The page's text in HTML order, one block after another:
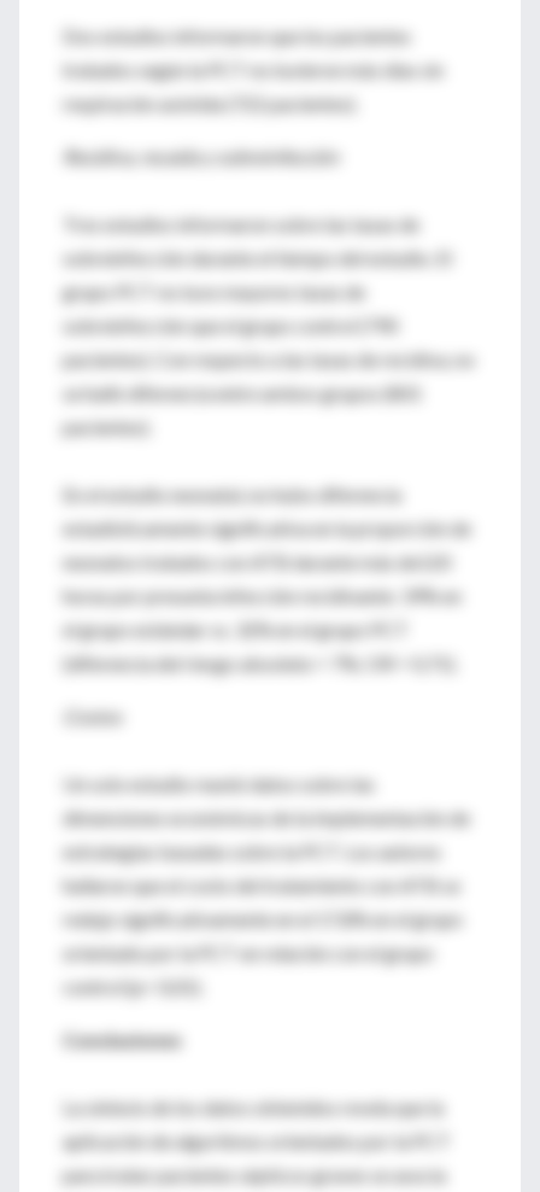
Dos estudios informaron que los pacientes
tratados según la PCT no tuvieron más días sin
respiración asistida (722 pacientes).
Recidiva, recaída y sobreinfección
Tres estudios informaron sobre las tasas de
sobreinfección durante el tiempo del estudio. El
grupo PCT no tuvo mayores tasas de
sobreinfección que el grupo control (790
pacientes). Con respecto a las tasas de recidiva, no
se halló diferencia entre ambos grupos (801
pacientes).
En el estudio neonatal, no hubo diferencia
estadísticamente significativa en la proporción de
neonatos tratados con ATB durante más de120
horas por presunta infección recidivante: 39% en
el grupo estándar vs. 32% en el grupo PCT
(diferencia del riesgo absoluto = 7%; OR = 0,71).
Costos
Un solo estudio reunió datos sobre las
dimensiones económicas de la implementación de
estrategias basadas sobre la PCT. Los autores
hallaron que el costo del tratamiento con ATB se
redujo significativamente en el 17,8% en el grupo
orientado por la PCT en relación con el grupo
control (p< 0,01).
Conclusiones
La síntesis de los datos obtenidos revela que la
aplicación de algoritmos orientados por la PCT
para tratar pacientes sépticos graves se asocia